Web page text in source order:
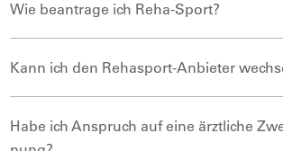
Wie beantrage ich Reha-Sport?
Kann ich den Rehasport-Anbieter
Habe ich Anspruch auf eine ärzt­liche